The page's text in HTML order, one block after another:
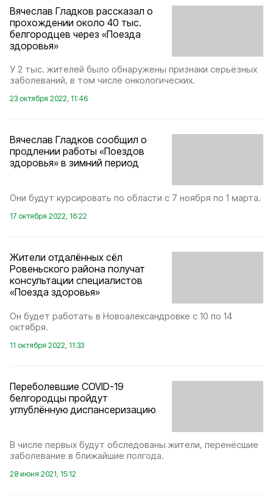
Вячеслав Гладков рассказал о
прохождении около 40 тыс.
белгородцев через «Поезда
здоровья»
У 2 тыс. жителей было обнаружены признаки серьёзных
заболеваний, в том числе онкологических.
23 октября 2022, 11:46
Вячеслав Гладков сообщил о
продлении работы «Поездов
здоровья» в зимний период
Они будут курсировать по области с 7 ноября по 1 марта.
17 октября 2022, 16:22
Жители отдалённых сёл
Ровеньского района получат
консультации специалистов
«Поезда здоровья»
Он будет работать в Новоалександровке с 10 по 14
октября.
11 октября 2022, 11:33
Переболевшие COVID-19
белгородцы пройдут
углублённую диспансеризацию
В числе первых будут обследованы жители, перенёсшие
заболевание в ближайшие полгода.
28 июня 2021, 15:12